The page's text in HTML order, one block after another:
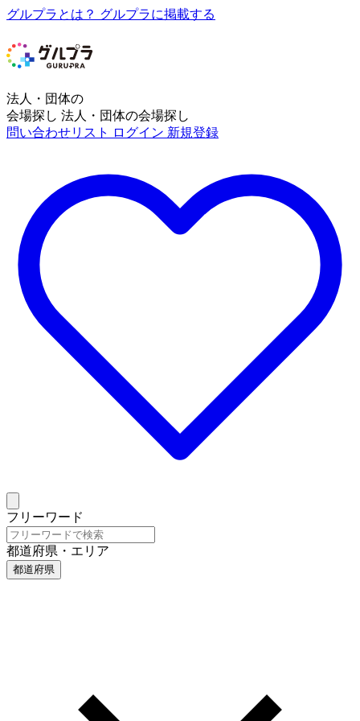
グルプラとは？ グルプラに掲載する
法人・団体の
会場探し 法人・団体の会場探し
問い合わせリスト
ログイン 新規登録
フリーワード
都道府県・エリア
都道府県